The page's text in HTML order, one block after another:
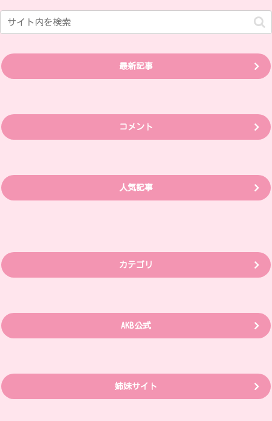
最新記事
コメント
人気記事
カテゴリ
AKB公式
姉妹サイト